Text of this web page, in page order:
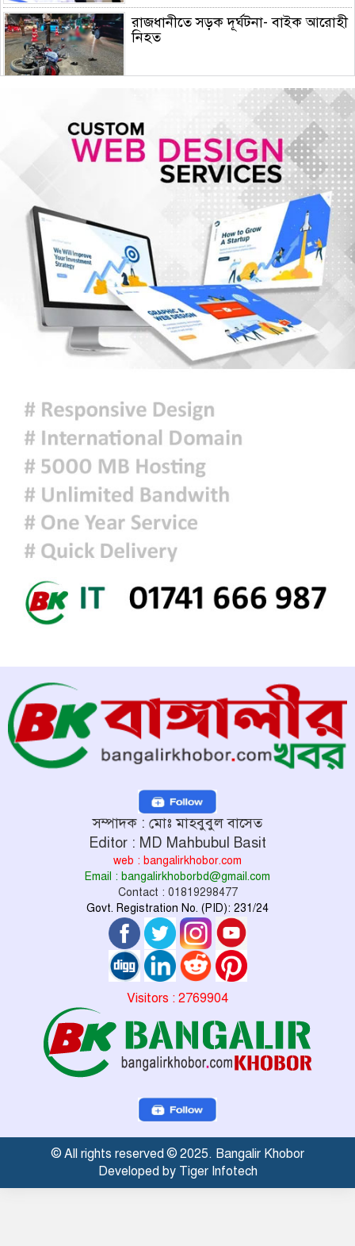
রাজধানীতে সড়ক দূর্ঘটনা- বাইক আরোহী
নিহত
মোজতবা খামেনির ভিডিও প্রকাশ করল
সিরামিক শিল্পের প্রযুক্তি ও উদ্ভাবনে চীন-
বাংলাদেশ সহযোগিতার আহ্বান
দেশ ও মানুষের কল্যাণে দায়িত্বশীলতার
সঙ্গে কাজ করতে ইউএনওদের প্রতি আহ্বান
প্রধানমন্ত্রীর
ঢাকার আকাশ আংশিক মেঘলা থাকতে
আজকের রাশিফল
চিকিৎসক সমাবেশের উদ্বোধন করলেন
প্রধানমন্ত্রী
সম্পাদক : মোঃ মাহবুবুল বাসেত
Editor : MD Mahbubul Basit
web : bangalirkhobor.com
Email : bangalirkhoborbd@gmail.com
Contact : 01819298477
Govt. Registration No. (PID): 231/24
Visitors : 2769904
© All rights reserved © 2025. Bangalir Khobor
Developed by Tiger Infotech